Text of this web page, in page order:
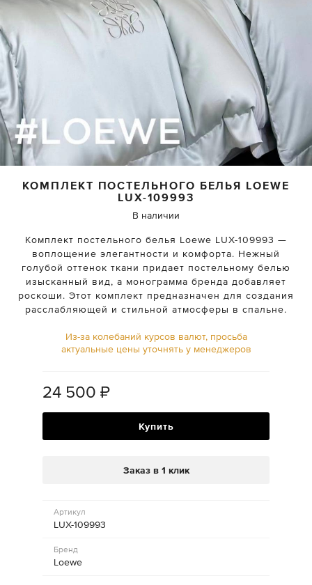
КОМПЛЕКТ ПОСТЕЛЬНОГО БЕЛЬЯ LOEWE
LUX-109993
В наличии
Комплект постельного белья Loewe LUX-109993 —
воплощение элегантности и комфорта. Нежный
голубой оттенок ткани придает постельному белью
изысканный вид, а монограмма бренда добавляет
роскоши. Этот комплект предназначен для создания
расслабляющей и стильной атмосферы в спальне.
Из-за колебаний курсов валют, просьба
актуальные цены уточнять у менеджеров
24 500 ₽
Купить
Заказ в 1 клик
Артикул
LUX-109993
Бренд
Loewe